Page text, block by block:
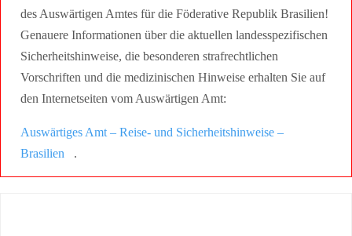
des Auswärtigen Amtes für die Föderative Republik Brasilien!
Genauere Informationen über die aktuellen landesspezifischen
Sicherheitshinweise, die besonderen strafrechtlichen
Vorschriften und die medizinischen Hinweise erhalten Sie auf
den Internetseiten vom Auswärtigen Amt:
Auswärtiges Amt – Reise- und Sicherheitshinweise –
Brasilien
.